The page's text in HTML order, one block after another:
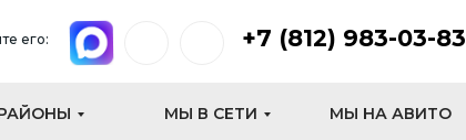
его: +7 (812) 983-03-83
МЫ В СЕТИ МЫ НА АВИТО